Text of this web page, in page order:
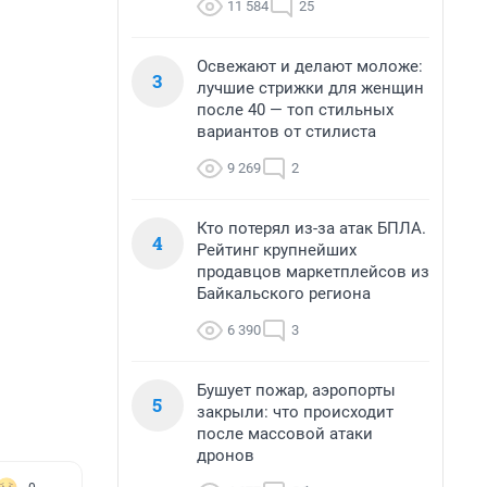
11 584 25
3
Освежают и делают моложе:
лучшие стрижки для женщин
после 40 — топ стильных
вариантов от стилиста
9 269 2
4
Кто потерял из-за атак БПЛА.
Рейтинг крупнейших
продавцов маркетплейсов из
Байкальского региона
6 390 3
5
Бушует пожар, аэропорты
закрыли: что происходит
после массовой атаки
дронов